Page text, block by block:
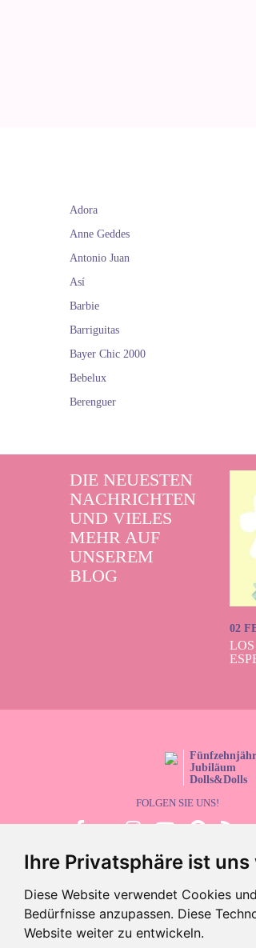
Ihre Privatsphäre ist
Diese Website verwendet Cookies
Bedürfnisse anzupassen. Diese
Website weiter zu entwickeln.
Adora
Anne Geddes
Antonio Juan
Así
Barbie
Barriguitas
Bayer Chic 2000
Bebelux
Berenguer
DIE NEUESTEN
NACHRICHTEN
UND VIELES
MEHR AUF
UNSEREM
BLOG
02
Jubiläum
Dolls&Dolls
FOLGEN SIE UNS!